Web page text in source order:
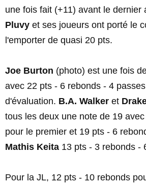
une fois fait (+11) avant le dernier
Pluvy et ses joueurs ont porté le
l'emporter de quasi 20 pts.
Joe Burton (photo) est une fois
avec 22 pts - 6 rebonds - 4
d'évaluation. B.A. Walker et
tous les deux une note de 19
pour le premier et 19 pts - 6
Mathis Keita 13 pts - 3 rebonds -
Pour la JL, 12 pts - 10 rebonds